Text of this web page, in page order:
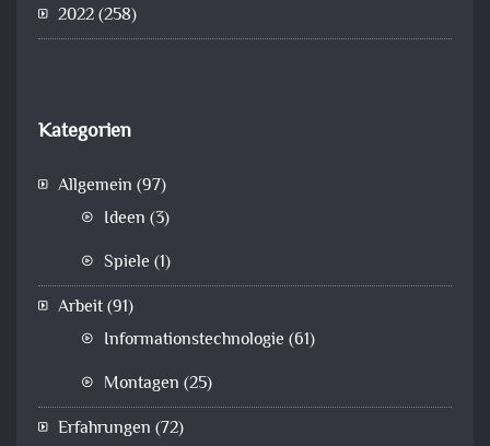
2022(258)
Kategorien
Allgemein (97)
Ideen (3)
Spiele (1)
Arbeit(91)
Informationstechnologie (61)
Montagen (25)
Erfahrungen (72)